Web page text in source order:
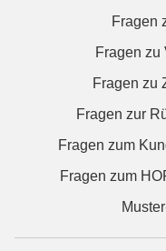
Fragen
Fragen zu
Fragen zu
Fragen zur
Fragen zum
Fragen zum